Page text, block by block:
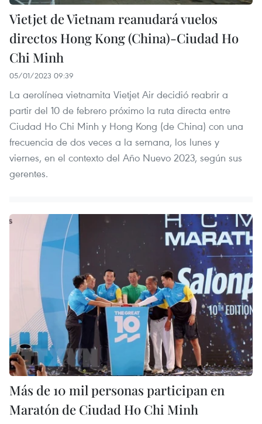
Vietjet de Vietnam reanudará vuelos
directos Hong Kong (China)-Ciudad Ho
Chi Minh
05/01/2023 09:39
La aerolínea vietnamita Vietjet Air decidió reabrir a
partir del 10 de febrero próximo la ruta directa entre
Ciudad Ho Chi Minh y Hong Kong (de China) con una
frecuencia de dos veces a la semana, los lunes y
viernes, en el contexto del Año Nuevo 2023, según sus
gerentes.
Más de 10 mil personas participan en
Maratón de Ciudad Ho Chi Minh